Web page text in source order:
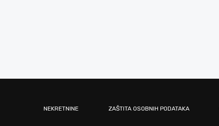
NEKRETNINE ZAŠTITA OSOBNIH PODATAKA